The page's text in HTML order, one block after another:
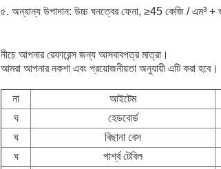
৫. অন্যান্য উপাদান: উচ্চ ঘনত্বের ফেনা, ≥45 কেজি / এম³ +
নীচে আপনার রেফারেন্স জন্য আসবাবপত্র মাত্রা।
আমরা আপনার নকশা এবং প্রয়োজনীয়তা অনুযায়ী এটি করা হবে।
না আইটেম
ঘ
হেডবোর্ড
ঘ
বিছানা বেস
ঘ
পার্শ্ব টেবিল